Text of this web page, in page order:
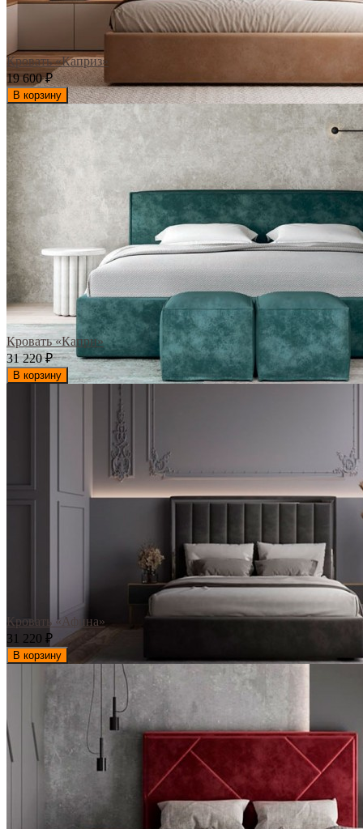
Кровать «Каприз»
19 600₽
В корзину
Кровать «Капри»
31 220₽
В корзину
Кровать «Афина»
31 220 ₽
В корзину